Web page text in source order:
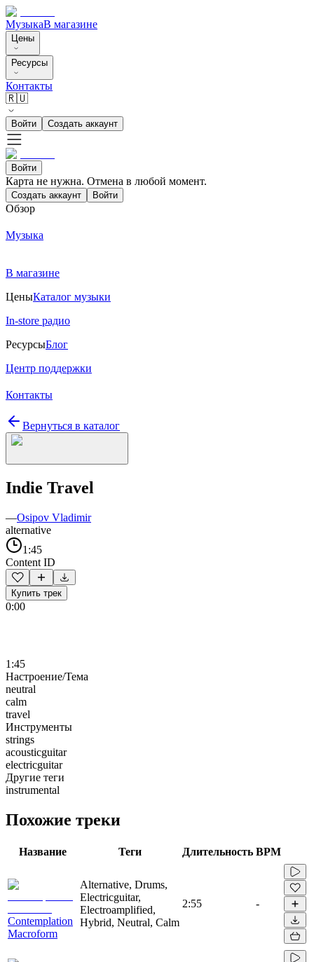
МузыкаВ магазине
Цены
Ресурсы
Контакты
🇷🇺
Войти Создать аккаунт
Войти
Карта не нужна. Отмена в любой момент.
Создать аккаунт Войти
Обзор
Музыка
В магазине
ЦеныКаталог музыки
In-store радио
РесурсыБлог
Центр поддержки
Контакты
Вернуться в каталог
Indie Travel
—Osipov Vladimir
alternative
1:45
Content ID
Купить трек
0:00
1:45
Настроение/Тема
neutral
calm
travel
Инструменты
strings
acousticguitar
electricguitar
Другие теги
instrumental
Похожие треки
Название Теги Длительность BPM
Contemplation
Macroform
Alternative, Drums,
Electricguitar,
Electroamplified,
Hybrid, Neutral, Calm
2:55 -